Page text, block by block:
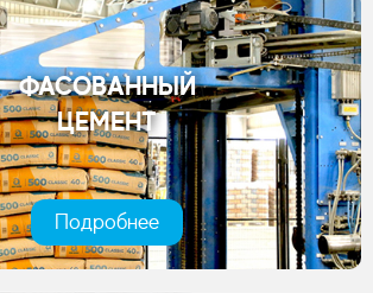
ФАСОВАННЫЙ
ЦЕМЕНТ
Подробнее